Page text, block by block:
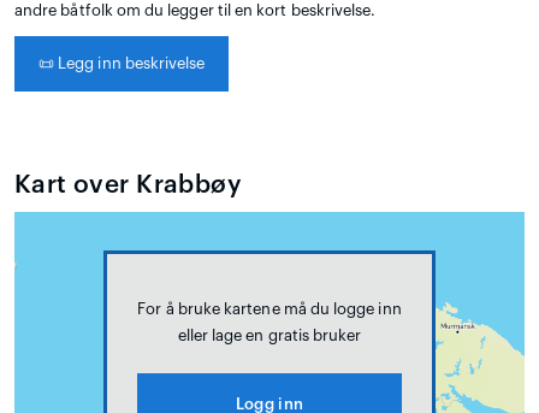
andre båtfolk om du legger til en kort beskrivelse.
📜 Legg inn beskrivelse
Kart over Krabbøy
For å bruke kartene må du logge inn
eller lage en gratis bruker
Logg inn